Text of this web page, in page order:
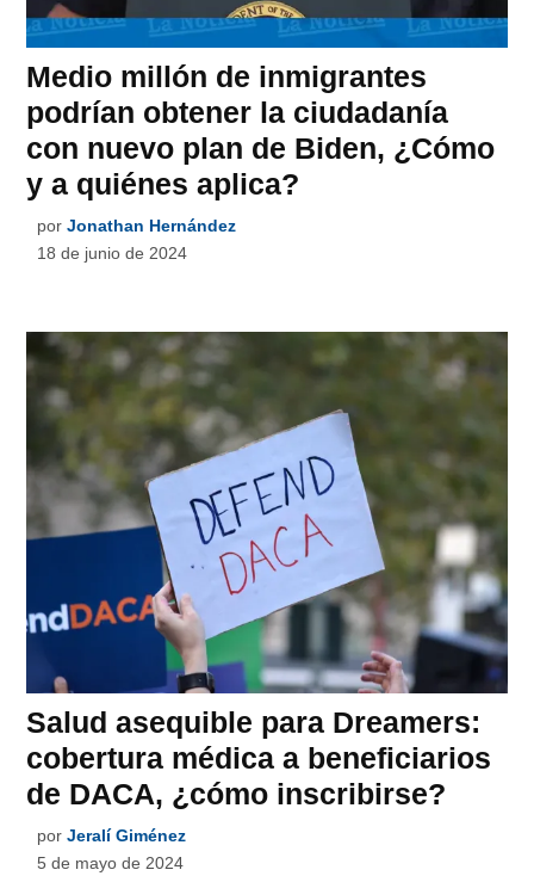
Medio millón de inmigrantes
podrían obtener la ciudadanía
con nuevo plan de Biden, ¿Cómo
y a quiénes aplica?
por Jonathan Hernández
18 de junio de 2024
Salud asequible para Dreamers:
cobertura médica a beneficiarios
de DACA, ¿cómo inscribirse?
por Jeralí Giménez
5 de mayo de 2024